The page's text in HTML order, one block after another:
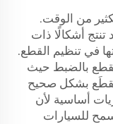
من الوقت.
تنتج أشكالًا ذات
في تنظيم القطع.
تقطع بالضبط حيث
تُقطَع بشكل صحيح
أساسية لأن
للسيارات